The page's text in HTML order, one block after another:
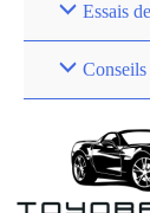
Essais